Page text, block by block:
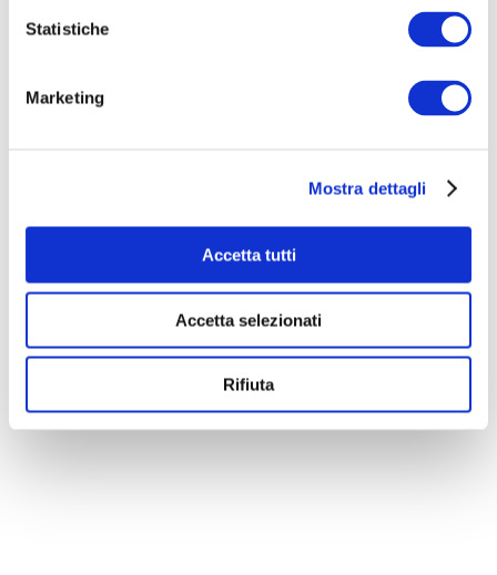
Statistiche
Marketing
Mostra dettagli
Accetta tutti
Accetta selezionati
Rifiuta